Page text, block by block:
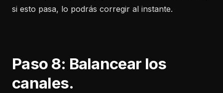
si esto pasa, lo podrás corregir al instante.
Paso 8: Balancear los
canales.